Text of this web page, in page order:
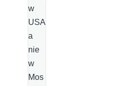
w
USA
a
nie
w
Mos